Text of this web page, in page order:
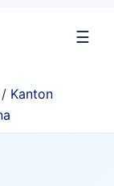
☰
/ Kanton